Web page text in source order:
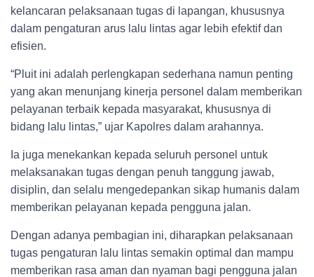
kelancaran pelaksanaan tugas di lapangan, khususnya
dalam pengaturan arus lalu lintas agar lebih efektif dan
efisien.
“Pluit ini adalah perlengkapan sederhana namun penting
yang akan menunjang kinerja personel dalam memberikan
pelayanan terbaik kepada masyarakat, khususnya di
bidang lalu lintas,” ujar Kapolres dalam arahannya.
Ia juga menekankan kepada seluruh personel untuk
melaksanakan tugas dengan penuh tanggung jawab,
disiplin, dan selalu mengedepankan sikap humanis dalam
memberikan pelayanan kepada pengguna jalan.
Dengan adanya pembagian ini, diharapkan pelaksanaan
tugas pengaturan lalu lintas semakin optimal dan mampu
memberikan rasa aman dan nyaman bagi pengguna jalan